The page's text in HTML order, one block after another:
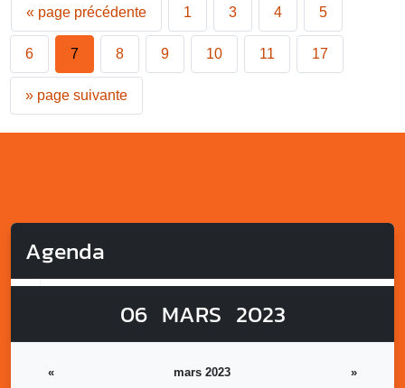
« page précédente 1 3 4 5
6 7 8 9 10 11 17
» page suivante
Agenda
06 MARS 2023
« mars 2023
»